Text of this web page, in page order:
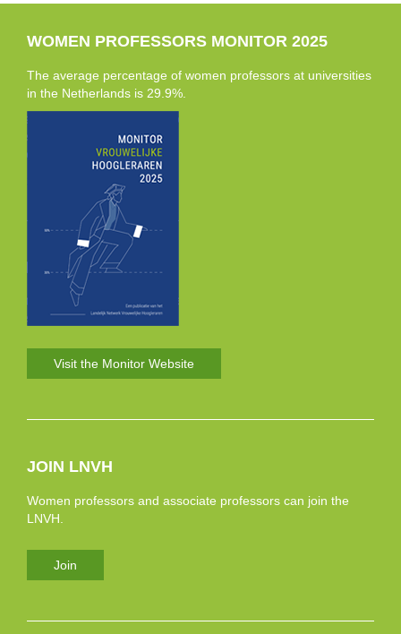
WOMEN PROFESSORS MONITOR 2025
The average percentage of women professors at universities
in the Netherlands is 29.9%.
Visit the Monitor Website
JOIN LNVH
Women professors and associate professors can join the
LNVH.
Join